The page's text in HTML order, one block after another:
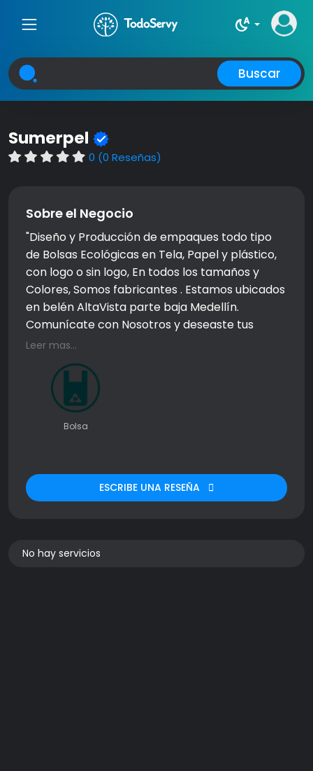
night_sight_auto
Buscar
Sumerpel
0 (0 Reseñas)
Sobre el Negocio
"Diseño y Producción de empaques todo tipo
de Bolsas Ecológicas en Tela, Papel y plástico,
con logo o sin logo, En todos los tamaños y
Colores, Somos fabricantes . Estamos ubicados
en belén AltaVista parte baja Medellín.
Comunícate con Nosotros y deseaste tus
empaques dando innovación a tus productos"
SOMOS VENDEDORES DIRECTOS Y SOLO BAJO
PEDIDO"
Leer mas...
Bolsa
ESCRIBE UNA RESEÑA
No hay servicios